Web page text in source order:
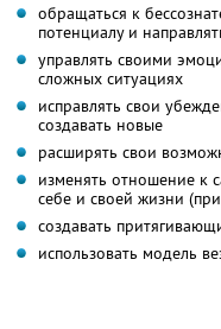
обращаться к
потенциалу и
управлять своими
сложных ситуациях
исправлять свои
создавать новые
расширять свои
изменять отношение к
себе и своей жизни
создавать
использовать модель